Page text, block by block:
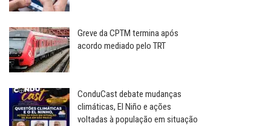
Greve da CPTM termina após
acordo mediado pelo TRT
ConduCast debate mudanças
climáticas, El Niño e ações
voltadas à população em situação